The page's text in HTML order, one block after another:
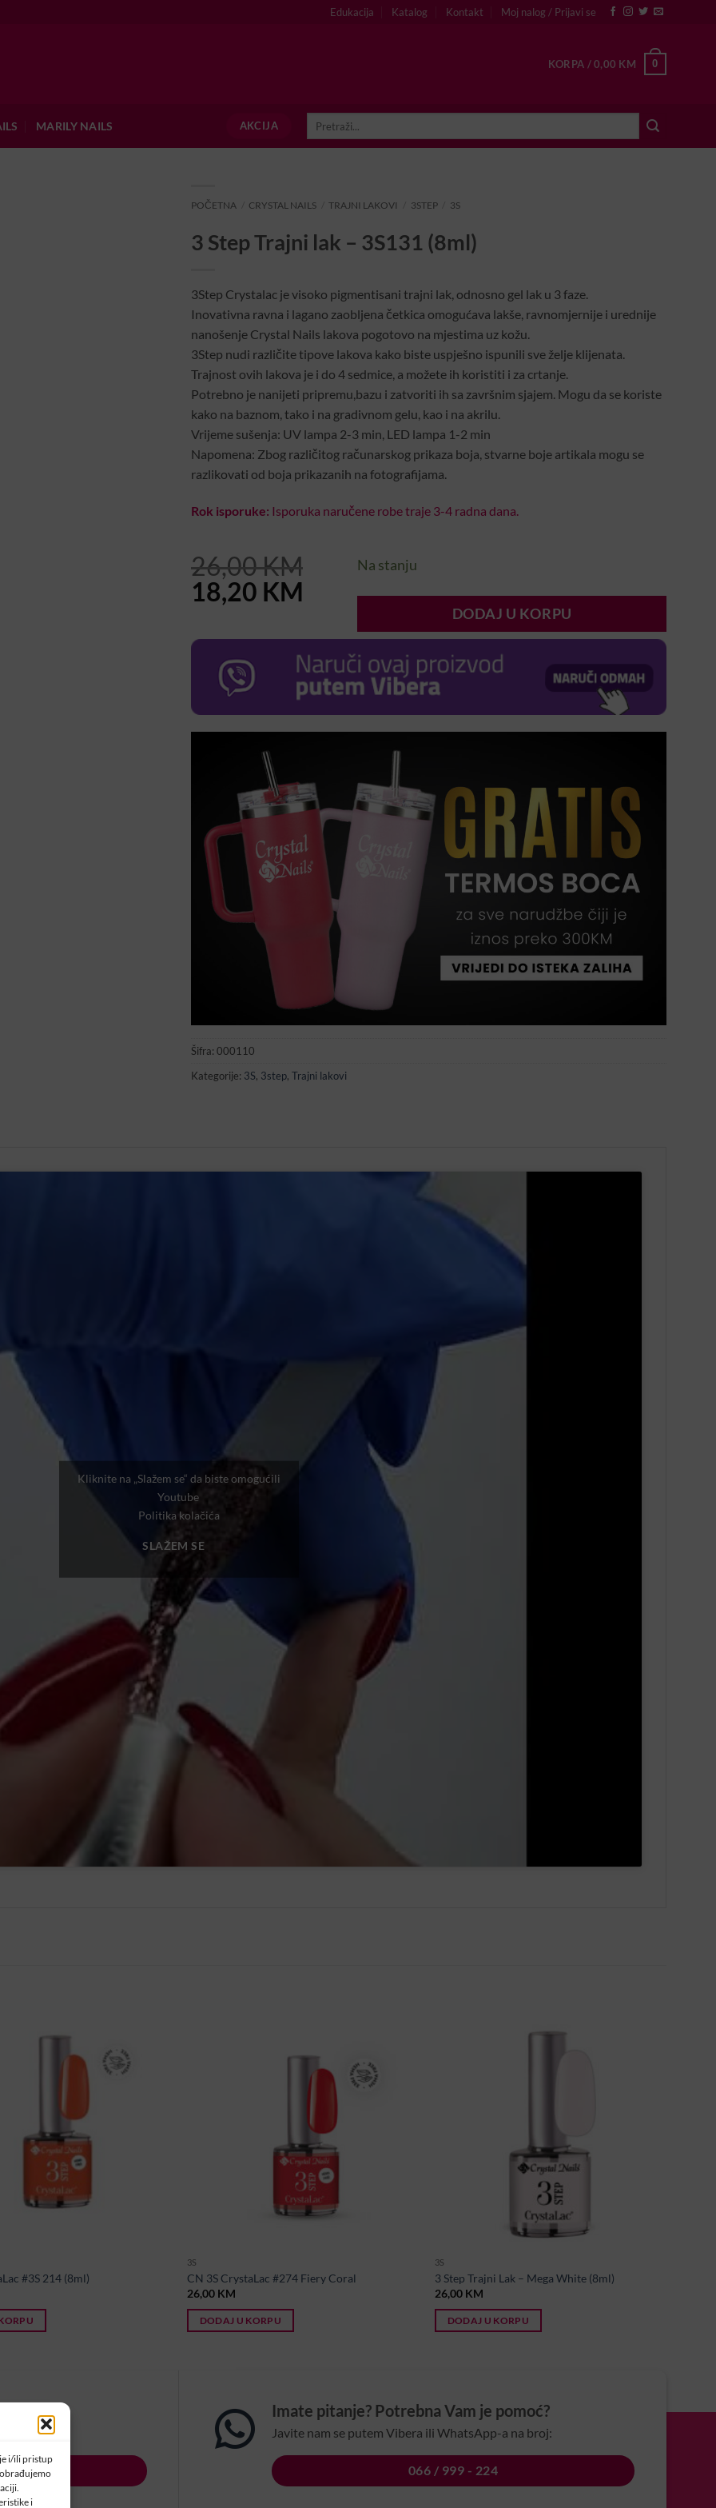
i/ili pristup
i
Edukacija Katalog Kontakt Moj nalog / Prijavi se
KORPA /0,00 KM 0
MARILY NAILS AKCIJA
POČETNA CRYSTAL NAILS TRAJNI LAKOVI 3STEP 3S
3 Step Trajni lak – 3S131 (8ml)
3Step Crystalac je visoko pigmentisani trajni lak, odnosno gel lak u 3 faze.
Inovativna ravna i lagano zaobljena četkica omogućava lakše, ravnomjernije i urednije
nanošenje Crystal Nails lakova pogotovo na mjestima uz kožu.
3Step nudi različite tipove lakova kako biste uspješno ispunili sve želje klijenata.
Trajnost ovih lakova je i do 4 sedmice, a možete ih koristiti i za crtanje.
Potrebno je nanijeti pripremu,bazu i zatvoriti ih sa završnim sjajem. Mogu da se koriste
kako na baznom, tako i na gradivnom gelu, kao i na akrilu.
Vrijeme sušenja: UV lampa 2-3 min, LED lampa 1-2 min
Napomena: Zbog različitog računarskog prikaza boja, stvarne boje artikala mogu se
razlikovati od boja prikazanih na fotografijama.
Rok isporuke: Isporuka naručene robe traje 3-4 radna dana.
26,00KM
Original
was:
26,00 KM.
18,20 KM Current
is:
18,20 KM.
Na stanju
DODAJ U KORPU
Šifra: 000110
Kategorije: 3S, 3step, Trajni lakovi
Kliknite na „Slažem se“ da biste omogućili
Youtube
Politika kolačića
SLAŽEM SE
#3S 214 (8ml)
3S
CN 3S CrystaLac #274 Fiery Coral
26,00 KM
DODAJ U KORPU
3S
3 Step Trajni Lak – Mega White (8ml)
26,00 KM
DODAJ U KORPU
email:
Imate pitanje? Potrebna Vam je pomoć?
Javite nam se putem Vibera ili WhatsApp-a na broj:
066 / 999 - 224